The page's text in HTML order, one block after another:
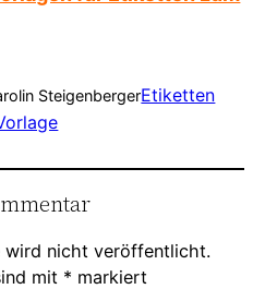
SteigenbergerEtiketten
wird nicht veröffentlicht.
mit * markiert